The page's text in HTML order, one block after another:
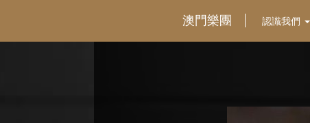
澳門樂團 認識我們